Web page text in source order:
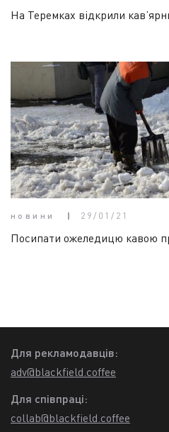
На Теремках відкрили
новини 29/01/21
Посипати ожеледицю кавою
Для рекламодавців:
adv@blackfield.coffee
Для співпраці:
collab@blackfield.coffee